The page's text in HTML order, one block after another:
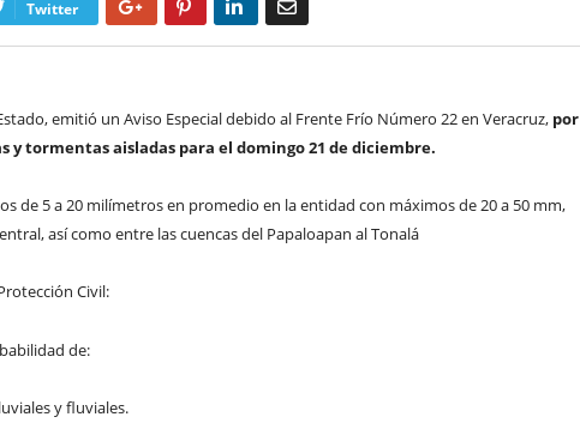
Twitter Google+ Pinterest LinkedIn
emitió un Aviso Especial debido al Frente Frío Número 22 en Veracruz, por
tormentas aisladas para el domingo 21 de diciembre.
de 5 a 20 milímetros en promedio en la entidad con máximos de 20 a 50 mm,
así como entre las cuencas del Papaloapan al Tonalá
Civil:
de:
y fluviales.